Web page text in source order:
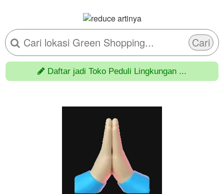
Cari
Daftar jadi Toko Peduli Lingkungan ...